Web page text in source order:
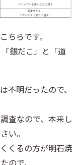
ちらです。
銀だこ」と「道
不明だったので、
査なので、本来し
い。
くるの方が明石焼
ので、